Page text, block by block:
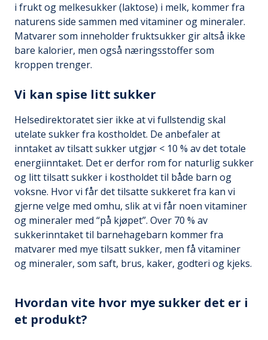
i frukt og melkesukker (laktose) i melk, kommer fra
naturens side sammen med vitaminer og mineraler.
Matvarer som inneholder fruktsukker gir altså ikke
bare kalorier, men også næringsstoffer som
kroppen trenger.
Vi kan spise litt sukker
Helsedirektoratet sier ikke at vi fullstendig skal
utelate sukker fra kostholdet. De anbefaler at
inntaket av tilsatt sukker utgjør < 10 % av det totale
energiinntaket. Det er derfor rom for naturlig sukker
og litt tilsatt sukker i kostholdet til både barn og
voksne. Hvor vi får det tilsatte sukkeret fra kan vi
gjerne velge med omhu, slik at vi får noen vitaminer
og mineraler med “på kjøpet”. Over 70 % av
sukkerinntaket til barnehagebarn kommer fra
matvarer med mye tilsatt sukker, men få vitaminer
og mineraler, som saft, brus, kaker, godteri og kjeks.
Hvordan vite hvor mye sukker det er i
et produkt?